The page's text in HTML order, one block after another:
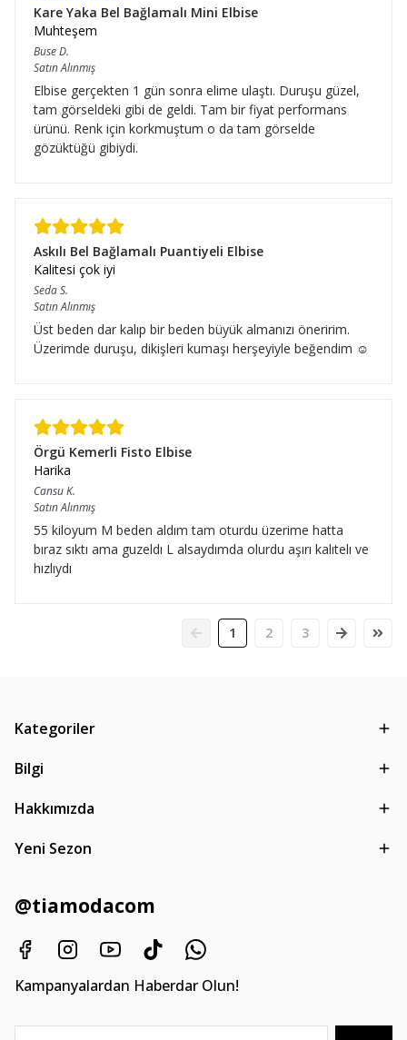
Kare Yaka Bel Bağlamalı Mini Elbise
Muhteşem
BuseD.
Satın Alınmış
Elbise gerçekten 1 gün sonra elime ulaştı. Duruşu güzel,
tam görseldeki gibi de geldi. Tam bir fiyat performans
ürünü. Renk için korkmuştum o da tam görselde
gözüktüğü gibiydi.
Askılı Bel Bağlamalı Puantiyeli Elbise
Kalitesi çok iyi
SedaS.
Satın Alınmış
Üst beden dar kalıp bir beden büyük almanızı öneririm.
Üzerimde duruşu, dikişleri kumaşı herşeyiyle beğendim ☺️
Örgü Kemerli Fisto Elbise
Harika
CansuK.
Satın Alınmış
55 kiloyum M beden aldım tam oturdu üzerime hatta
bıraz sıktı ama guzeldı L alsaydımda olurdu aşırı kalıtelı ve
hızlıydı
1 2 3
Kategoriler
Bilgi
Hakkımızda
Yeni Sezon
@tiamodacom
Kampanyalardan Haberdar Olun!